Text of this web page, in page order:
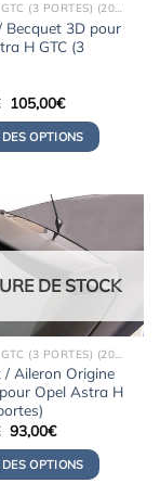
ASTRA H GTC (3 PORTES) (2005-2009)
Becquet 3D pour
H GTC (3
Le
prix
initial
était :
134,00€.
105,00€Le
actuel
est :
105,00€.
OPTIONS
DE STOCK
ASTRA H GTC (3 PORTES) (2005-2009)
/ Aileron Origine
Opel Astra H
Le
prix
initial
était :
104,00€.
93,00€Le
actuel
est :
93,00€.
OPTIONS